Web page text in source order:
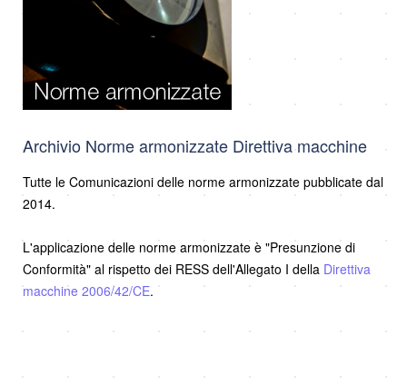
Archivio Norme armonizzate Direttiva macchine
Tutte le Comunicazioni delle norme armonizzate pubblicate dal
2014.
L'applicazione delle norme armonizzate è "Presunzione di
Conformità" al rispetto dei RESS dell'Allegato I della Direttiva
macchine 2006/42/CE.